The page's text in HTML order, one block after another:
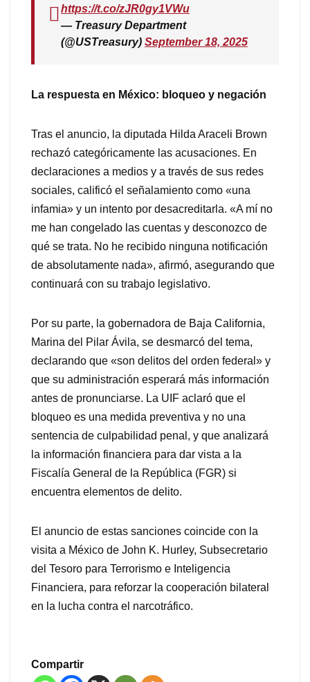
https://t.co/zJR0gy1VWu
— Treasury Department
(@USTreasury) September 18, 2025
La respuesta en México: bloqueo y negación
Tras el anuncio, la diputada Hilda Araceli Brown
rechazó categóricamente las acusaciones. En
declaraciones a medios y a través de sus redes
sociales, calificó el señalamiento como «una
infamia» y un intento por desacreditarla. «A mí no
me han congelado las cuentas y desconozco de
qué se trata. No he recibido ninguna notificación
de absolutamente nada», afirmó, asegurando que
continuará con su trabajo legislativo.
Por su parte, la gobernadora de Baja California,
Marina del Pilar Ávila, se desmarcó del tema,
declarando que «son delitos del orden federal» y
que su administración esperará más información
antes de pronunciarse. La UIF aclaró que el
bloqueo es una medida preventiva y no una
sentencia de culpabilidad penal, y que analizará
la información financiera para dar vista a la
Fiscalía General de la República (FGR) si
encuentra elementos de delito.
El anuncio de estas sanciones coincide con la
visita a México de John K. Hurley, Subsecretario
del Tesoro para Terrorismo e Inteligencia
Financiera, para reforzar la cooperación bilateral
en la lucha contra el narcotráfico.
Compartir